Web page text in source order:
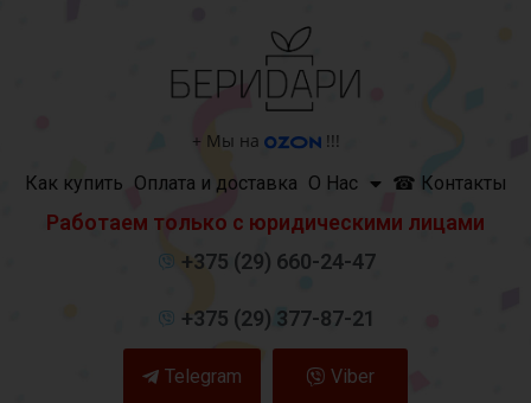
+ Мы на
!!!
Как купить Оплата и доставка О Нас ☎ Контакты
Работаем только с юридическими лицами
+375 (29) 660-24-47
+375 (29) 377-87-21
Telegram Viber